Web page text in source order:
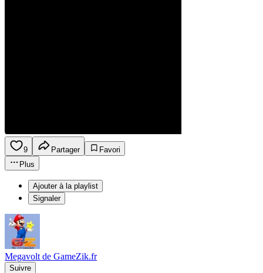
9 Partager
Favori
Plus
Ajouter à la playlist
Signaler
Megavolt de GameZik.fr
Suivre